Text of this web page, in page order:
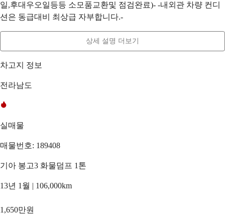
일,후대우오일등등 소모품교환및 점검완료)- -내외관 차량 컨디
션은 동급대비 최상급 자부합니다.-
상세 설명 더보기
차고지 정보
전라남도
실매물
매물번호: 189408
기아 봉고3 화물덤프 1톤
13년 1월 | 106,000km
1,650만원